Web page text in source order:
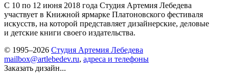
С 10 по 12 июня 2018 года Студия Артемия Лебедева
участвует в Книжной ярмарке Платоновского фестиваля
искусств, на которой представляет дизайнерские, деловые
и детские книги своего издательства.
© 1995–2026 Студия Артемия Лебедева
mailbox@artlebedev.ru, адреса и телефоны
Заказать дизайн...